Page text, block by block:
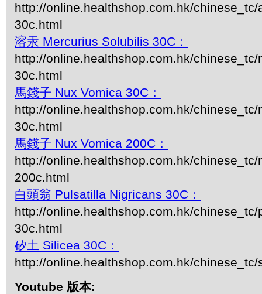
http://online.healthshop.com.hk/
30c.html
溶汞 Mercurius Solubilis 30C：
http://online.healthshop.com.hk/
30c.html
馬錢子 Nux Vomica 30C：
http://online.healthshop.com.hk/chinese_tc/
30c.html
馬錢子 Nux Vomica 200C：
http://online.healthshop.com.hk/chinese_tc/
200c.html
白頭翁 Pulsatilla Nigricans 30C：
http://online.healthshop.com.hk/
30c.html
矽土 Silicea 30C：
http://online.healthshop.com.hk/
Youtube 版本: